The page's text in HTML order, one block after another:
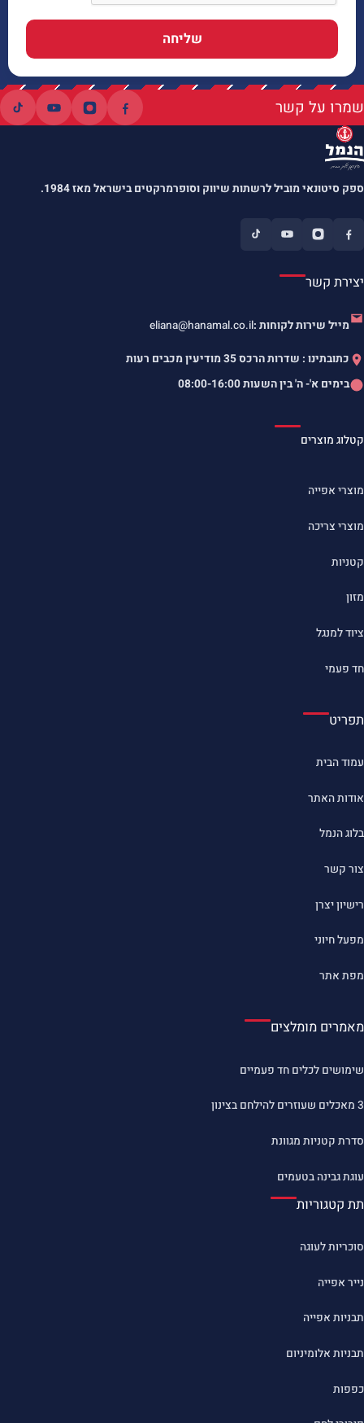
שליחה
שמרו על קשר
ספק סיטונאי מוביל לרשתות שיווק וסופרמרקטים בישראל מאז 1984.
יצירת קשר
מייל שירות לקוחות :eliana@hanamal.co.il
כתובתינו : שדרות הרכס 35 מודיעין מכבים רעות
בימים א'- ה' בין השעות08:00-16:00
קטלוג מוצרים
מוצרי אפייה
מוצרי צריכה
קטניות
מזון
ציוד למנגל
חד פעמי
תפריט
עמוד הבית
אודות האתר
בלוג הנמל
צור קשר
רישיון יצרן
מפעל חיוני
מפת אתר
מאמרים מומלצים
שימושים לכלים חד פעמיים
3 מאכלים שעוזרים להילחם בצינון
סדרת קטניות מגוונת
עוגת גבינה בטעמים
תת קטגוריות
סוכריות לעוגה
נייר אפייה
תבניות אפייה
תבניות אלומיניום
כפפות